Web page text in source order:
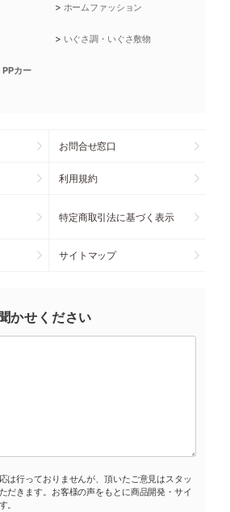
> ホームファッション
> いぐさ調・いぐさ敷物
PPカー
お問合せ窓口
利用規約
特定商取引法に基づく表示
サイトマップ
かせください
は行っておりませんが、頂いたご意見はスタッ
だきます。お客様の声をもとに商品開発・サイ
。